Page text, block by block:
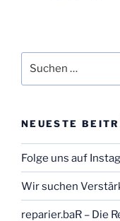
nach:
NEUESTE
Folge uns auf
Wir suchen
reparier.baR – Die